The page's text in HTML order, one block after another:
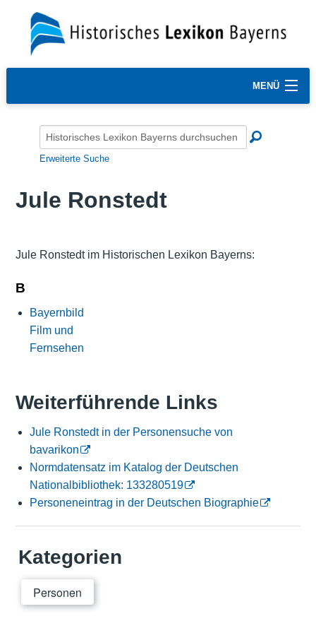
MENÜ
Erweiterte Suche
Jule Ronstedt
Jule Ronstedt im Historischen Lexikon Bayerns:
B
Bayernbild
Film und
Fernsehen
Weiterführende Links
Jule Ronstedt in der Personensuche von
bavarikon
Normdatensatz im Katalog der Deutschen
Nationalbibliothek: 133280519
Personeneintrag in der Deutschen Biographie
Kategorien
Personen